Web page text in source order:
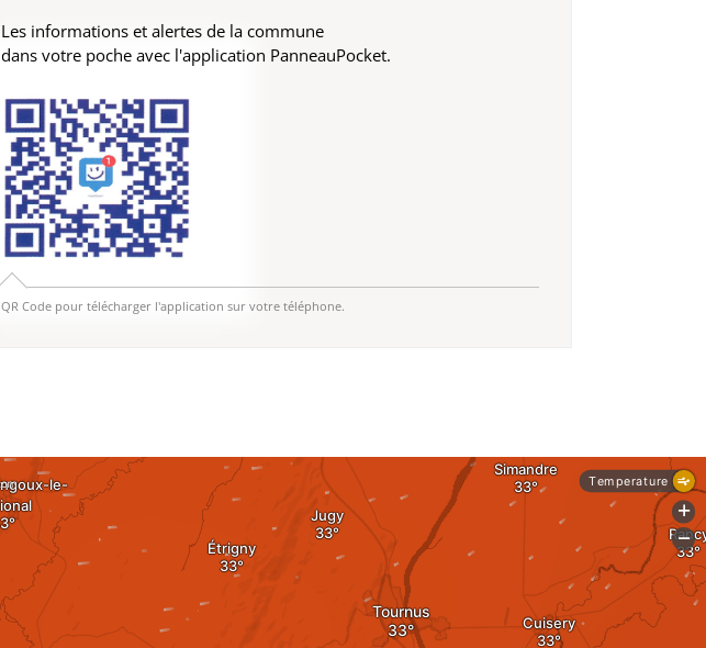
Les informations et alertes de la commune
dans votre poche avec l'application PanneauPocket.
QR Code pour télécharger l'application sur votre téléphone.